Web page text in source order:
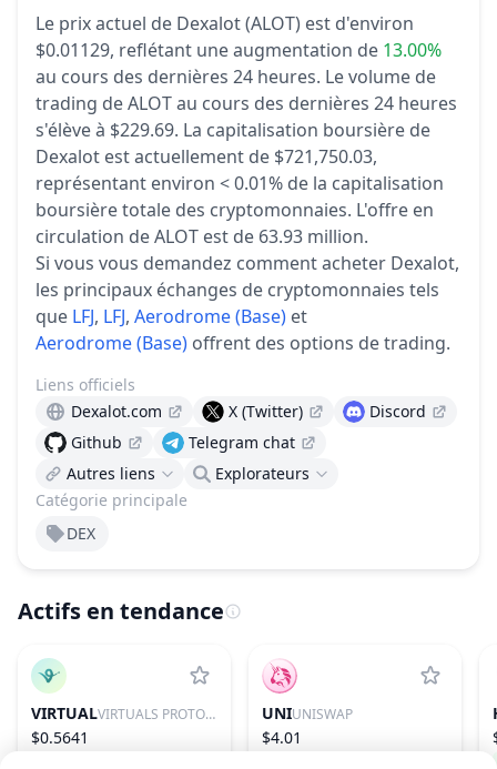
Le prix actuel de Dexalot (ALOT) est d'environ
$0.01129, reflétant une augmentation de 13.00%
au cours des dernières 24 heures. Le volume de
trading de ALOT au cours des dernières 24 heures
s'élève à $229.69. La capitalisation boursière de
Dexalot est actuellement de $721,750.03,
représentant environ < 0.01% de la capitalisation
boursière totale des cryptomonnaies. L'offre en
circulation de ALOT est de 63.93 million.
Si vous vous demandez comment acheter Dexalot,
les principaux échanges de cryptomonnaies tels
que LFJ, LFJ, Aerodrome (Base) et
Aerodrome (Base) offrent des options de trading.
Catégorie principale
DEX
Liens officiels
Dexalot.com
X (Twitter)
Discord
Github
Telegram chat
Autres liens
Explorateurs
Actifs en tendance
VIRTUAL VIRTUALS PROTOCOL
$0.5641
UNIUNISWAP
$4.01